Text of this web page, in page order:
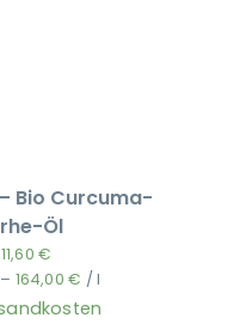
Bio Curcuma-
Öl
11,60€
– 164,00€ /l